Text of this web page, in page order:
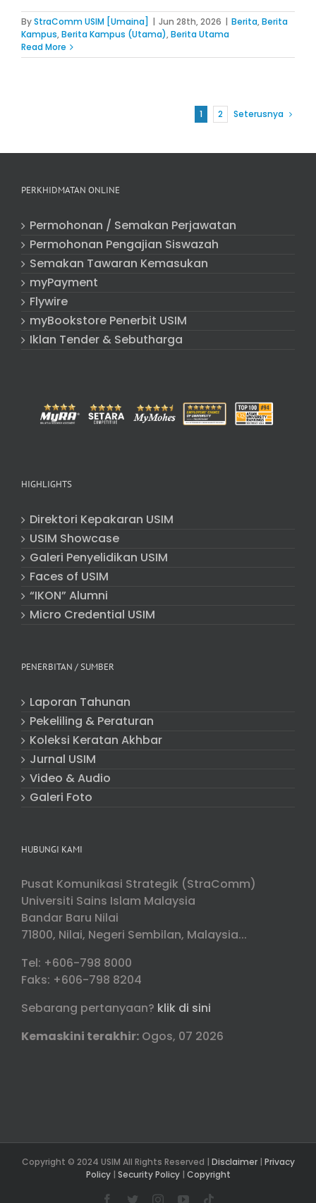
ByStraComm USIM [Umaina] | Jun 28th, 2026 | Berita,Berita
Kampus,Berita Kampus (Utama),Berita Utama
Read More
1 2 Seterusnya
PERKHIDMATAN ONLINE
Permohonan / Semakan Perjawatan
Permohonan Pengajian Siswazah
Semakan Tawaran Kemasukan
myPayment
Flywire
myBookstore Penerbit USIM
Iklan Tender & Sebutharga
HIGHLIGHTS
Direktori Kepakaran USIM
USIM Showcase
Galeri Penyelidikan USIM
Faces of USIM
“IKON” Alumni
Micro Credential USIM
PENERBITAN / SUMBER
Laporan Tahunan
Pekeliling & Peraturan
Koleksi Keratan Akhbar
Jurnal USIM
Video & Audio
Galeri Foto
HUBUNGI KAMI
Pusat Komunikasi Strategik (StraComm)
Universiti Sains Islam Malaysia
Bandar Baru Nilai
71800, Nilai, Negeri Sembilan, Malaysia...
Tel: +606-798 8000
Faks: +606-798 8204
Sebarang pertanyaan? klik di sini
Kemaskini terakhir: Ogos, 07 2026
Copyright © 2024 USIM All Rights Reserved | Disclaimer| Privacy
Policy| Security Policy| Copyright
Facebook
TwitterInstagramYouTube